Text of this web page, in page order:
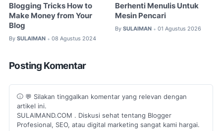
Blogging Tricks How to
Make Money from Your
Blog
By SULAIMAN • 08 Agustus 2024
Berhenti Menulis Untuk
Mesin Pencari
By SULAIMAN • 01 Agustus 2026
Posting Komentar
💬 Silakan tinggalkan komentar yang relevan dengan
artikel ini.
SULAIMAND.COM . Diskusi sehat tentang Blogger
Profesional, SEO, atau digital marketing sangat kami hargai.